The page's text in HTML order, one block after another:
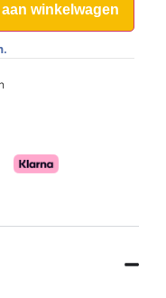
winkelwagen